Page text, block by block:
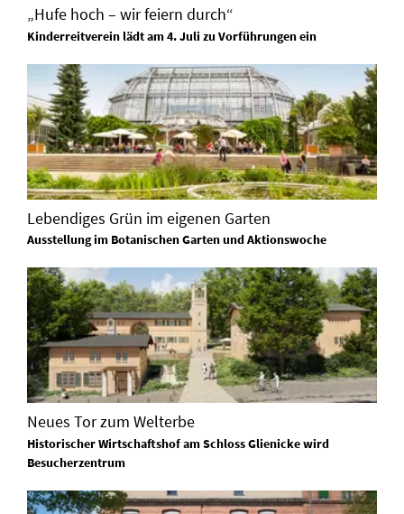
„Hufe hoch – wir feiern durch“
Kinderreitverein lädt am 4. Juli zu Vorführungen ein
Lebendiges Grün im eigenen Garten
Ausstellung im Botanischen Garten und Aktionswoche
Neues Tor zum Welterbe
Historischer Wirtschaftshof am Schloss Glienicke wird
Besucherzentrum